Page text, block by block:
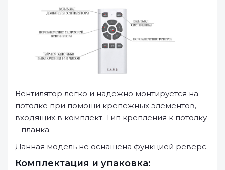
Вентилятор легко и надежно монтируется на
потолке при помощи крепежных элементов,
входящих в комплект. Тип крепления к потолку
– планка.
Данная модель не оснащена функцией реверс.
Комплектация и упаковка: